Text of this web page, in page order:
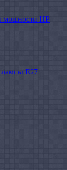
мощности HP
лампы E27